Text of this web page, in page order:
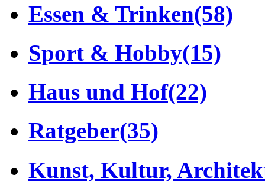
Essen & Trinken(58)
Sport & Hobby(15)
Haus und Hof(22)
Ratgeber(35)
Kunst, Kultur,